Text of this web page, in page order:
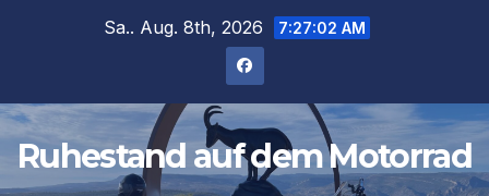
Sa.. Aug. 8th, 2026 7:27:02 AM
Ruhestand auf dem Motorrad